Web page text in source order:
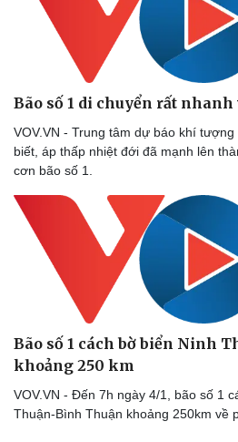
Bão số 1 di chuyển rất nhanh
VOV.VN - Trung tâm dự báo khí
biết, áp thấp nhiệt đới đã mạnh lên
cơn bão số 1.
Bão số 1 cách bờ biển Ninh
khoảng 250 km
VOV.VN - Đến 7h ngày 4/1, bão số 1
Thuận-Bình Thuận khoảng 250km về